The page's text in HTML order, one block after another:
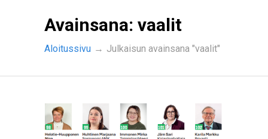
Avainsana: vaalit
Aloitussivu → Julkaisun avainsana "vaalit"